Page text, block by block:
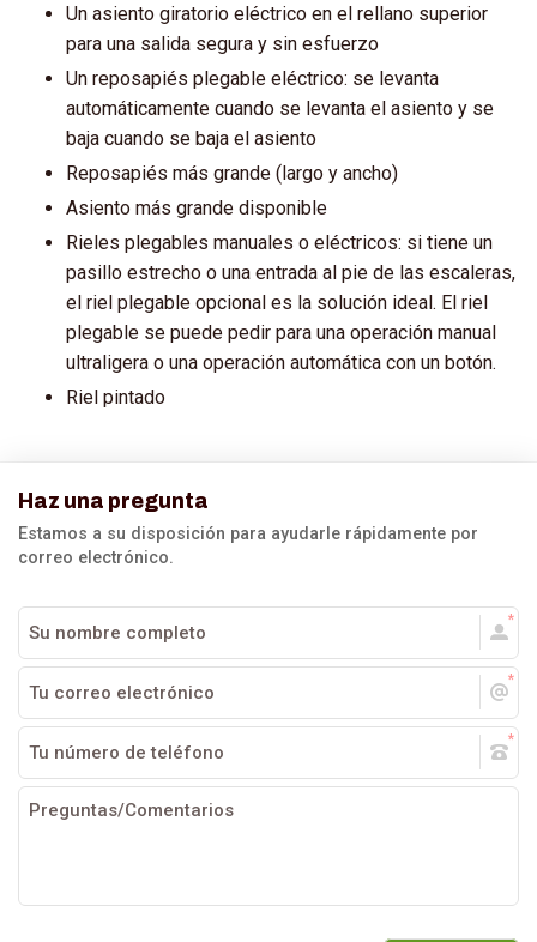
Un asiento giratorio eléctrico en el rellano superior
para una salida segura y sin esfuerzo
Un reposapiés plegable eléctrico: se levanta
automáticamente cuando se levanta el asiento y se
baja cuando se baja el asiento
Reposapiés más grande (largo y ancho)
Asiento más grande disponible
Rieles plegables manuales o eléctricos: si tiene un
pasillo estrecho o una entrada al pie de las escaleras,
el riel plegable opcional es la solución ideal. El riel
plegable se puede pedir para una operación manual
ultraligera o una operación automática con un botón.
Riel pintado
Haz una pregunta
Estamos a su disposición para ayudarle rápidamente por
correo electrónico.